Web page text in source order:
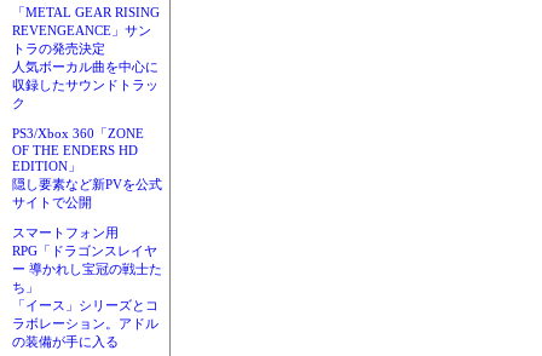
「METAL GEAR RISING
REVENGEANCE」サン
トラの発売決定
人気ボーカル曲を中心に
収録したサウンドトラッ
ク
PS3/Xbox 360「ZONE
OF THE ENDERS HD
EDITION」
隠し要素など新PVを公式
サイトで公開
スマートフォン用
RPG「ドラゴンスレイヤ
ー 導かれし宝冠の戦士た
ち」
「イース」シリーズとコ
ラボレーション。アドル
の装備が手に入る